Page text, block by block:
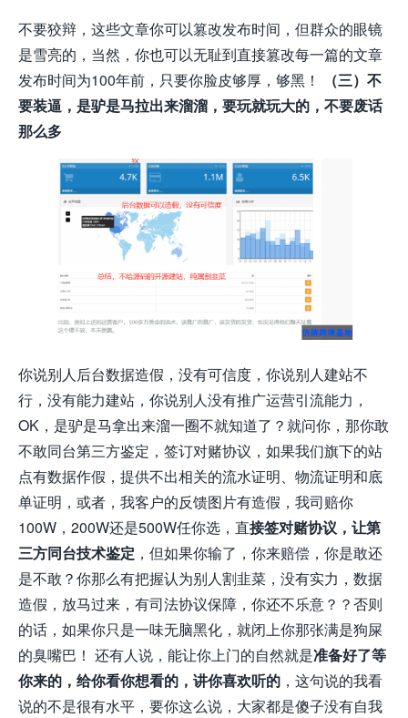
不要狡辩，这些文章你可以篡改发布时间，但群众的眼镜
是雪亮的，当然，你也可以无耻到直接篡改每一篇的文章
发布时间为100年前，只要你脸皮够厚，够黑！
（三）不
要装逼，是驴是马拉出来溜溜，要玩就玩大的，不要废话
那么多
你说别人后台数据造假，没有可信度，你说别人建站不
行，没有能力建站，你说别人没有推广运营引流能力，
OK，是驴是马拿出来溜一圈不就知道了？就问你，那你敢
不敢同台第三方鉴定，签订对赌协议，如果我们旗下的站
点有数据作假，提供不出相关的流水证明、物流证明和底
单证明，或者，我客户的反馈图片有造假，我司赔你
100W，200W还是500W任你选，直接签对赌协议，让第
三方同台技术鉴定 ，但如果你输了，你来赔偿，你是敢还
是不敢？你那么有把握认为别人割韭菜，没有实力，数据
造假，放马过来，有司法协议保障，你还不乐意？？否则
的话，如果你只是一味无脑黑化，就闭上你那张满是狗屎
的臭嘴巴！ 还有人说，能让你上门的自然就是准备好了等
你来的，给你看你想看的，讲你喜欢听的 ，这句说的我看
说的不是很有水平，要你这么说，大家都是傻子没有自我